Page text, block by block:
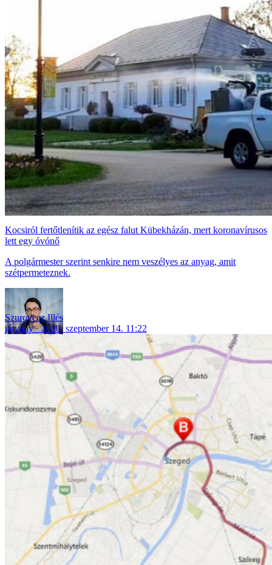
Kocsiról fertőtlenítik az egész falut Kübekházán, mert koronavírusos
lett egy óvónő
A polgármester szerint senkire nem veszélyes az anyag, amit
szétpermeteznek.
Szurovecz Illés
járvány
2020. szeptember 14. 11:22